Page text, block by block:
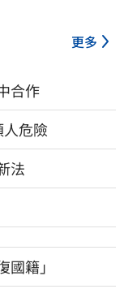
更多
合作
危險
法
籍」